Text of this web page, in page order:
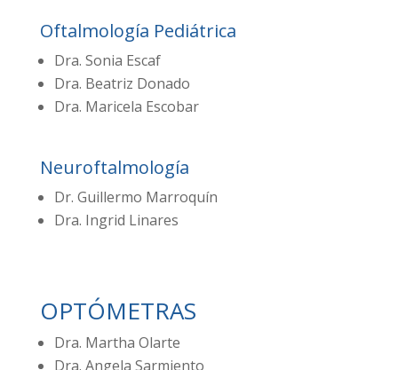
Oftalmología Pediátrica
Dra. Sonia Escaf
Dra. Beatriz Donado
Dra. Maricela Escobar
Neuroftalmología
Dr. Guillermo Marroquín
Dra. Ingrid Linares
OPTÓMETRAS
Dra. Martha Olarte
Dra. Angela Sarmiento